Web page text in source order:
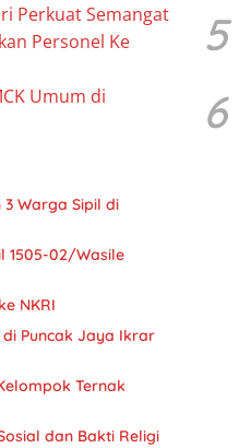
Perkuat Semangat
Personel Ke
Umum di
3 Warga Sipil di
1505-02/Wasile
NKRI
di Puncak Jaya Ikrar
Ternak
dan Bakti Religi
5
6